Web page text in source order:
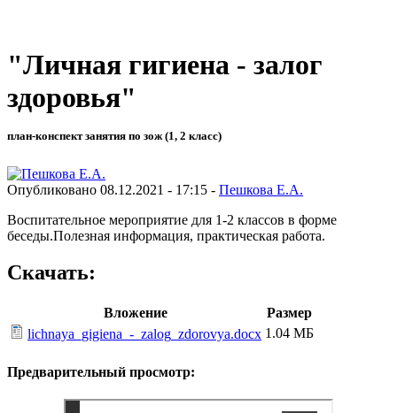
"Личная гигиена - залог
здоровья"
план-конспект занятия по зож (1, 2 класс)
Опубликовано 08.12.2021 - 17:15 - Пешкова Е.А.
Воспитательное мероприятие для 1-2 классов в форме
беседы.Полезная информация, практическая работа.
Скачать:
Вложение
Размер
lichnaya_gigiena_-_zalog_zdorovya.docx 1.04 МБ
Предварительный просмотр: